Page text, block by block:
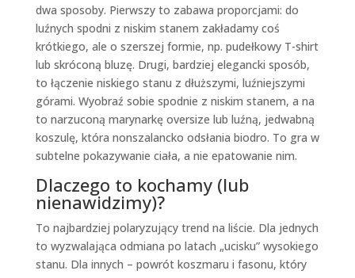
dwa sposoby. Pierwszy to zabawa proporcjami: do
luźnych spodni z niskim stanem zakładamy coś
krótkiego, ale o szerszej formie, np. pudełkowy T-shirt
lub skróconą bluzę. Drugi, bardziej elegancki sposób,
to łączenie niskiego stanu z dłuższymi, luźniejszymi
górami. Wyobraź sobie spodnie z niskim stanem, a na
to narzuconą marynarkę oversize lub luźną, jedwabną
koszulę, która nonszalancko odsłania biodro. To gra w
subtelne pokazywanie ciała, a nie epatowanie nim.
Dlaczego to kochamy (lub
nienawidzimy)?
To najbardziej polaryzujący trend na liście. Dla jednych
to wyzwalająca odmiana po latach „ucisku” wysokiego
stanu. Dla innych – powrót koszmaru i fasonu, który